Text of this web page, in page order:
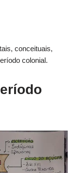
conceituais,
colonial.